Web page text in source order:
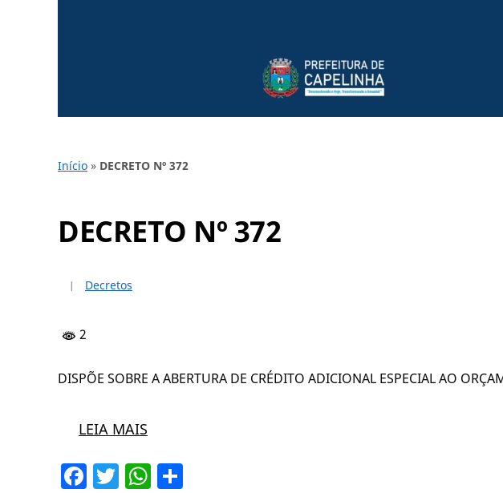
Início » DECRETO Nº 372
DECRETO Nº 372
Decretos
2
DISPÕE SOBRE A ABERTURA DE CRÉDITO ADICIONAL ESPECIAL AO
LEIA MAIS
Facebook
TwitterWhatsApp